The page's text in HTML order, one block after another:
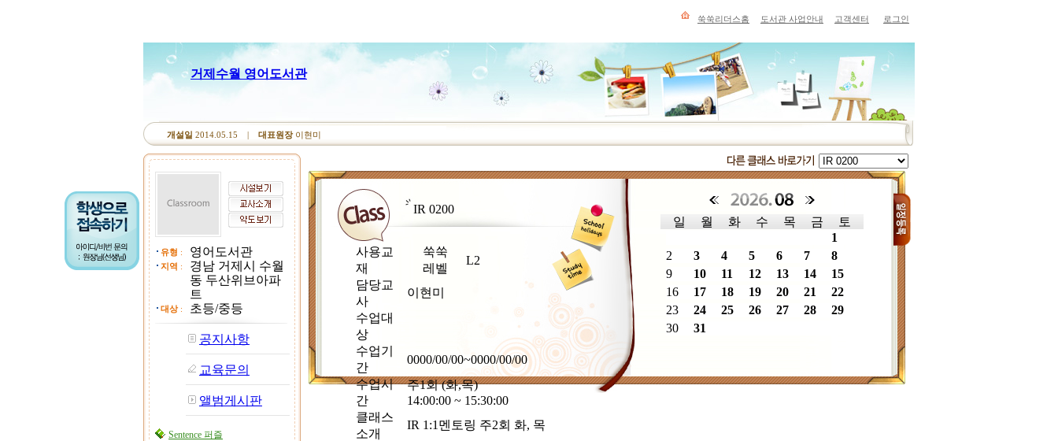
쑥쑥리더스홈 도서관 사업안내 고객센터 로그인
거제수월 영어도서관
개설일 2014.05.15 | 대표원장이현미
유형 : 영어도서관
지역 :
경남 거제시 수월
동 두산위브아파
트
대상: 초등/중등
공지사항
교육문의
앨범게시판
Sentence 퍼즐
IR 0200
사용교
재
쑥쑥
레벨
L2
담당교
사
이현미
수업대
상
수업기
간
0000/00/00~0000/00/00
수업시
간
주1회 (화,목)
14:00:00 ~ 15:30:00
클래스
소개
IR 1:1멘토링 주2회 화, 목
일 월 화 수 목 금
토
1
2
3 4 5 6 7
8
9
10 11 12 13 14
15
16
17 18 19 20 21
22
23
24 25 26 27 28
29
30
31